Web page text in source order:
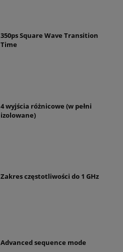
350ps Square Wave Transition
Time
4 wyjścia różnicowe (w pełni
izolowane)
Zakres częstotliwości do 1 GHz
Advanced sequence mode